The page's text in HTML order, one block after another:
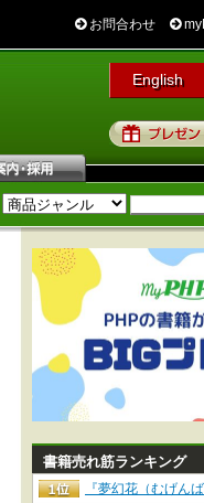
お問合わせ
English
書籍売れ筋ランキング
『夢幻花（むげんば